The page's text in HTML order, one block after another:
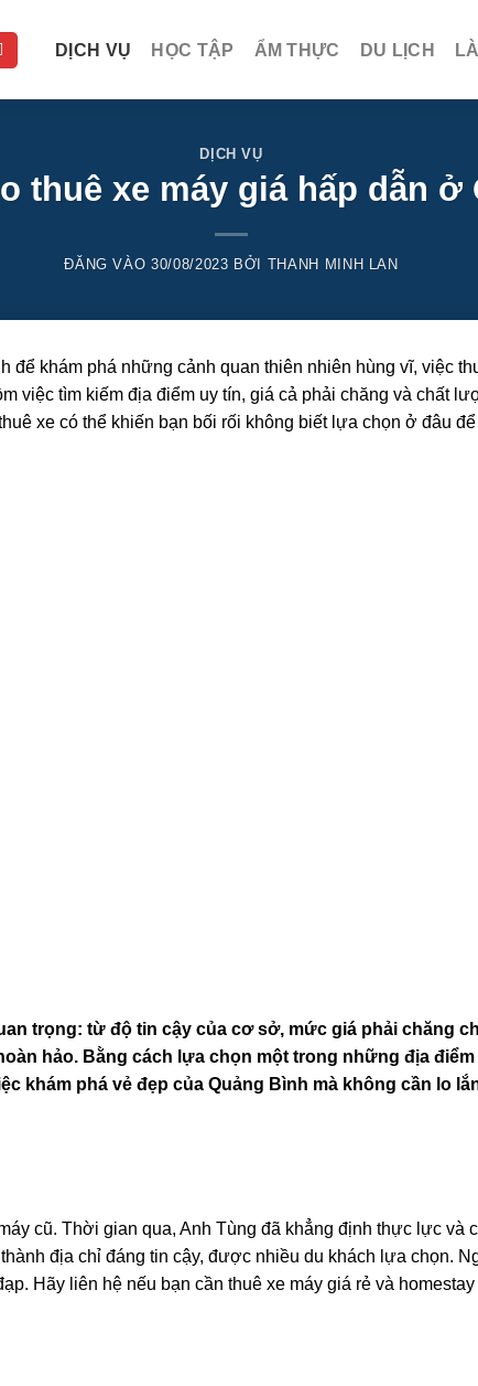
DỊCH VỤ HỌC TẬP ẨM THỰC DU LỊCH
DỊCH VỤ
thuê xe máy giá hấp dẫn ở
ĐĂNG VÀO30/08/2023 BỞI THANH MINH LAN
để khám phá những cảnh quan thiên nhiên hùng vĩ, việc
việc tìm kiếm địa điểm uy tín, giá cả phải chăng và chất
xe có thể khiến bạn bối rối không biết lựa chọn ở đâu
trọng: từ độ tin cậy của cơ sở, mức giá phải chăng
hảo. Bằng cách lựa chọn một trong những địa điểm
khám phá vẻ đẹp của Quảng Bình mà không cần lo
cũ. Thời gian qua, Anh Tùng đã khẳng định thực lực và
địa chỉ đáng tin cậy, được nhiều du khách lựa chọn.
Hãy liên hệ nếu bạn cần thuê xe máy giá rẻ và homestay